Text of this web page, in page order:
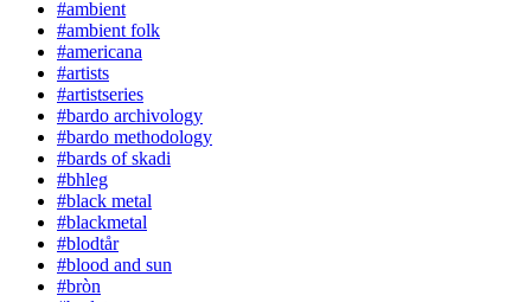
#ambient
#ambient folk
#americana
#artists
#artistseries
#bardo archivology
#bardo methodology
#bards of skadi
#bhleg
#black metal
#blackmetal
#blodtår
#blood and sun
#bròn